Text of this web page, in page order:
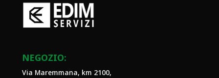
NEGOZIO:
Via Maremmana, km 2100,